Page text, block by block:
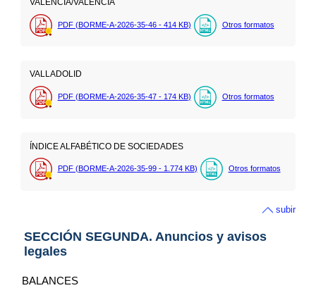
VALENCIA/VALÈNCIA
PDF (BORME-A-2026-35-46 - 414 KB) Otros formatos
VALLADOLID
PDF (BORME-A-2026-35-47 - 174 KB) Otros formatos
ÍNDICE ALFABÉTICO DE SOCIEDADES
PDF (BORME-A-2026-35-99 - 1.774 KB) Otros formatos
subir
SECCIÓN SEGUNDA. Anuncios y avisos
legales
BALANCES